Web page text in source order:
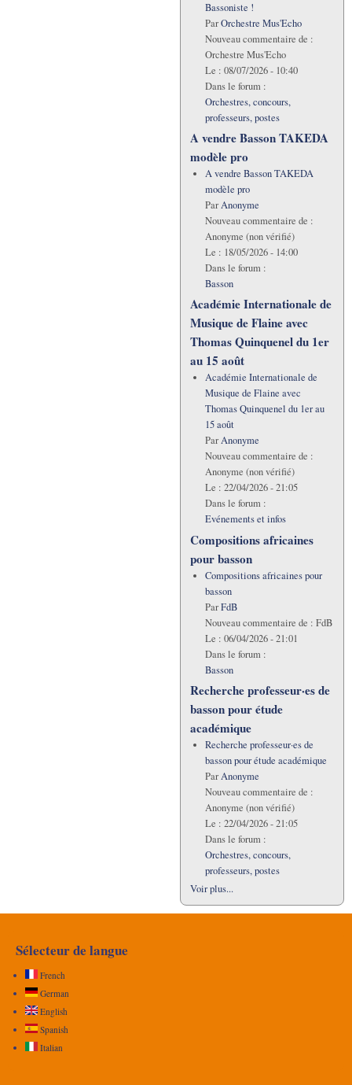
Bassoniste !
ParOrchestre Mus'Echo
Nouveau commentaire de :
Orchestre Mus'Echo
Le : 08/07/2026 - 10:40
Dans le forum :
Orchestres, concours,
professeurs, postes
A vendre Basson TAKEDA
modèle pro
A vendre Basson TAKEDA
modèle pro
ParAnonyme
Nouveau commentaire de :
Anonyme (non vérifié)
Le : 18/05/2026 - 14:00
Dans le forum :
Basson
Académie Internationale de
Musique de Flaine avec
Thomas Quinquenel du 1er
au 15 août
Académie Internationale de
Musique de Flaine avec
Thomas Quinquenel du 1er au
15 août
ParAnonyme
Nouveau commentaire de :
Anonyme (non vérifié)
Le : 22/04/2026 - 21:05
Dans le forum :
Evénements et infos
Compositions africaines
pour basson
Compositions africaines pour
basson
ParFdB
Nouveau commentaire de : FdB
Le : 06/04/2026 - 21:01
Dans le forum :
Basson
Recherche professeur·es de
basson pour étude
académique
Recherche professeur·es de
basson pour étude académique
ParAnonyme
Nouveau commentaire de :
Anonyme (non vérifié)
Le : 22/04/2026 - 21:05
Dans le forum :
Orchestres, concours,
professeurs, postes
Voir plus...
Sélecteur de langue
French
German
English
Spanish
Italian